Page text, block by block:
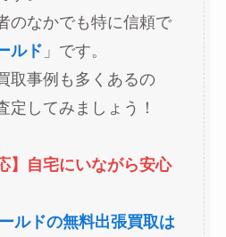
のなかでも特に信頼で
ルド 」です。
取事例も多くあるの
定してみましょう！
】自宅にいながら安心
ルドの無料出張買取は